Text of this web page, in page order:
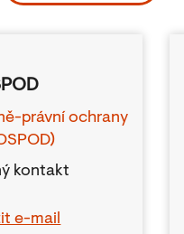
právní ochrany
kontakt
e-mail